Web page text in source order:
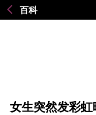
百科
女生突然发彩